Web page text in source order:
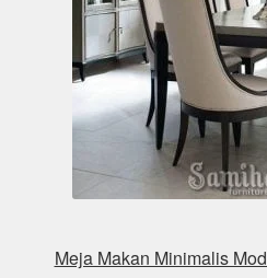
Meja Makan Minimalis